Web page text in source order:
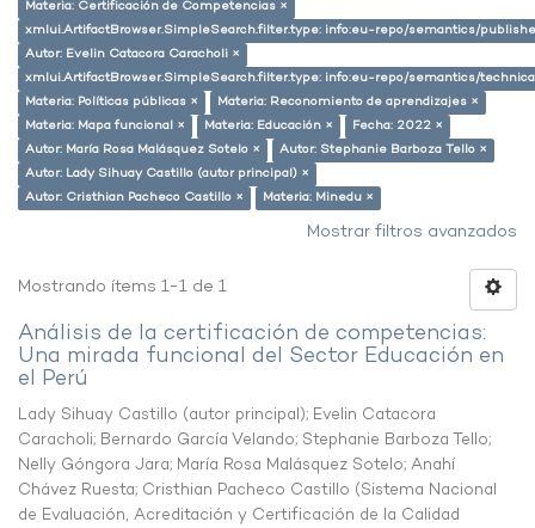
Materia: Certificación de Competencias ×
xmlui.ArtifactBrowser.SimpleSearch.filter.type: info:eu-repo/semantics/
Autor: Evelin Catacora Caracholi ×
xmlui.ArtifactBrowser.SimpleSearch.filter.type: info:eu-repo/semantics/
Materia: Políticas públicas ×
Materia: Reconomiento de aprendizajes ×
Materia: Mapa funcional ×
Materia: Educación ×
Fecha: 2022 ×
Autor: María Rosa Malásquez Sotelo ×
Autor: Stephanie Barboza Tello ×
Autor: Lady Sihuay Castillo (autor principal) ×
Autor: Cristhian Pacheco Castillo ×
Materia: Minedu ×
Mostrar filtros avanzados
Mostrando ítems 1-1 de 1
Análisis de la certificación de competencias:
Una mirada funcional del Sector Educación en
el Perú
Lady Sihuay Castillo (autor principal); Evelin Catacora
Caracholi; Bernardo García Velando; Stephanie Barboza Tello;
Nelly Góngora Jara; María Rosa Malásquez Sotelo; Anahí
Chávez Ruesta; Cristhian Pacheco Castillo (Sistema Nacional
de Evaluación, Acreditación y Certificación de la Calidad